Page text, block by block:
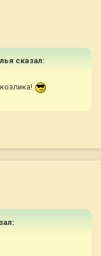
сказал: